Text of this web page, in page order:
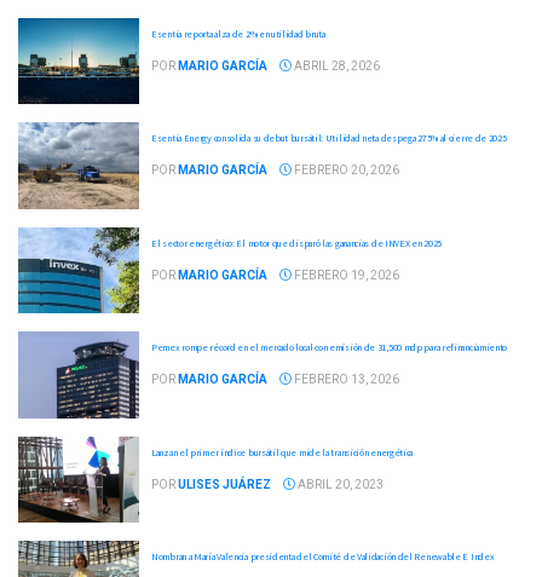
Esentia reporta alza de 2% en utilidad bruta
POR MARIO GARCÍA ABRIL 28, 2026
Esentia Energy consolida su debut bursátil: Utilidad neta despega 275% al cierre de 2025
POR MARIO GARCÍA FEBRERO 20, 2026
El sector energético: El motor que disparó las ganancias de INVEX en 2025
POR MARIO GARCÍA FEBRERO 19, 2026
Pemex rompe récord en el mercado local con emisión de 31,500 mdp para refinanciamiento
POR MARIO GARCÍA FEBRERO 13, 2026
Lanzan el primer índice bursátil que mide la transición energética
PORULISES JUÁREZ ABRIL 20, 2023
Nombran a María Valencia presidenta del Comité de Validación del Renewable E Index